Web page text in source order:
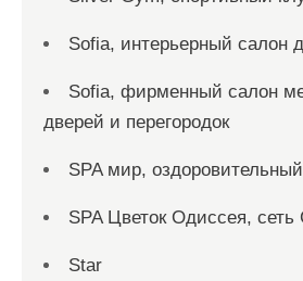
Sofia, интерьерный салон
Sofia, фирменный салон
дверей и перегородок
SPA мир,
SPA Цветок Одиссея,
Star